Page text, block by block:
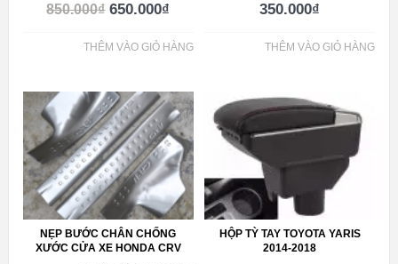
850.000₫ 650.000₫
THÊM VÀO GIỎ HÀNG
350.000₫
THÊM VÀO GIỎ HÀNG
NẸP BƯỚC CHÂN CHỐNG
XƯỚC CỬA XE HONDA CRV
HỘP TỲ TAY TOYOTA YARIS
2014-2018